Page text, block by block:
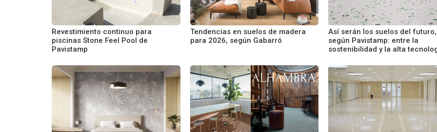
Revestimiento continuo para
piscinas Stone Feel Pool de
Pavistamp
Tendencias en suelos de madera
para 2026, según Gabarró
Así serán los suelos del futuro,
según Pavistamp: entre la
sostenibilidad y la alta